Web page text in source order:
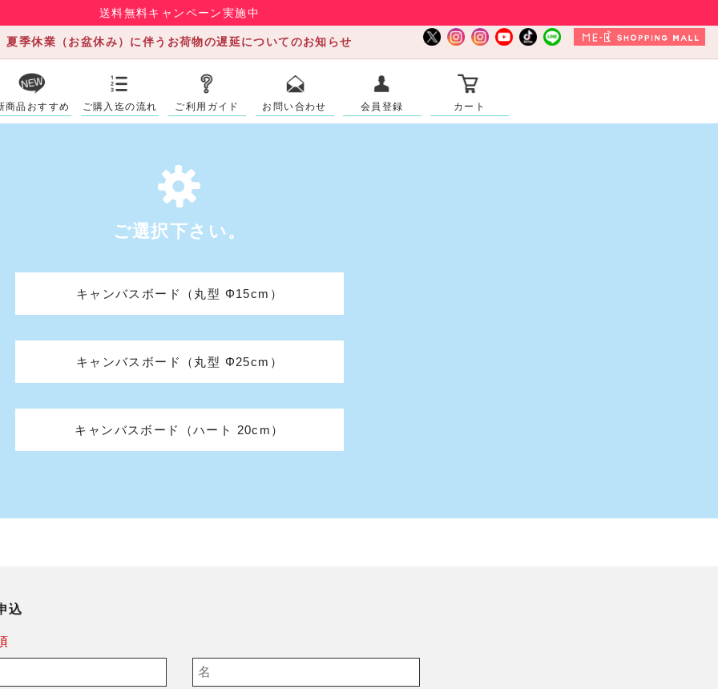
送料無料キャンペーン実施中
夏季休業（お盆休み）に伴うお荷物の遅延についてのお知らせ
商品おすすめ ご購入迄の流れ ご利用ガイド お問い合わせ 会員登録 カート
ご選択下さい。
キャンバスボード（丸型 Φ15cm）
キャンバスボード（丸型 Φ25cm）
キャンバスボード（ハート 20cm）
込